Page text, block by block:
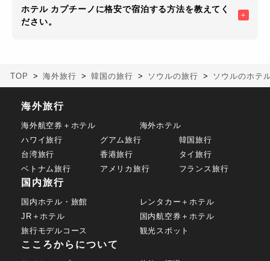
ホテル カプチーノに格安で宿泊する方法を教えてく
ださい。
TOP 海外旅行 韓国の旅行 ソウルの旅行 ソウルのホテ
海外旅行
海外航空券＋ホテル
海外ホテル
ハワイ旅行
グアム旅行
韓国旅行
台湾旅行
香港旅行
タイ旅行
ベトナム旅行
アメリカ旅行 フランス旅行
国内旅行
国内ホテル・旅館
レンタカー＋ホテル
JR＋ホテル
国内航空券＋ホテル
旅行モデルコース
観光スポット
こころからについて